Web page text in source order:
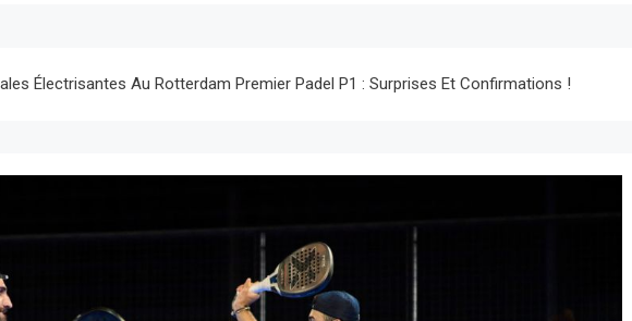
Électrisantes Au Rotterdam Premier Padel P1 : Surprises Et Confirmations !